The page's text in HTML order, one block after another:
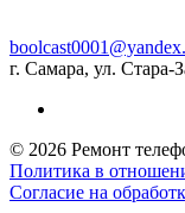
г. Самара, ул. Стара-
© 2026 Ремонт
Политика в
Согласие на